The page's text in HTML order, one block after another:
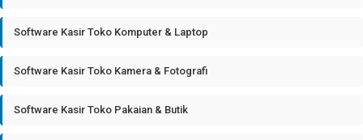
Software Kasir Toko Komputer & Laptop
Software Kasir Toko Kamera & Fotografi
Software Kasir Toko Pakaian & Butik